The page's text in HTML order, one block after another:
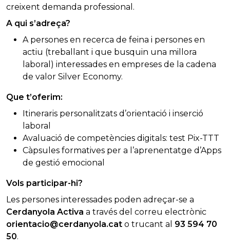
creixent demanda professional.
A qui s’adreça?
A persones en recerca de feina i persones en
actiu (treballant i que busquin una millora
laboral) interessades en empreses de la cadena
de valor Silver Economy.
Que t’oferim:
Itineraris personalitzats d’orientació i inserció
laboral
Avaluació de competències digitals: test Pix-TTT
Càpsules formatives per a l’aprenentatge d’Apps
de gestió emocional
Vols participar-hi?
Les persones interessades poden adreçar-se a
Cerdanyola Activa a través del correu electrònic
orientacio@cerdanyola.cat o trucant al 93 594 70
50.